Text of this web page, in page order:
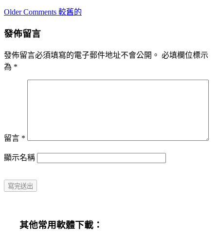
Comment
Older Comments 較舊的
發佈留言
發佈留言必須填寫的電子郵件地址不會公開。 必填欄位標示
為 *
留言 *
顯示名稱
其他常用軟體下載：